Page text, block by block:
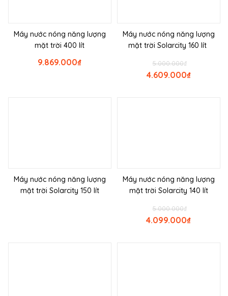
Máy nước nóng năng lượng
mặt trời 400 lít
₫
9.869.000
Máy nước nóng năng lượng
mặt trời Solarcity 160 lít
₫
5.000.000
₫
4.609.000
Máy nước nóng năng lượng
mặt trời Solarcity 150 lít
Máy nước nóng năng lượng
mặt trời Solarcity 140 lít
₫
5.000.000
₫
4.099.000